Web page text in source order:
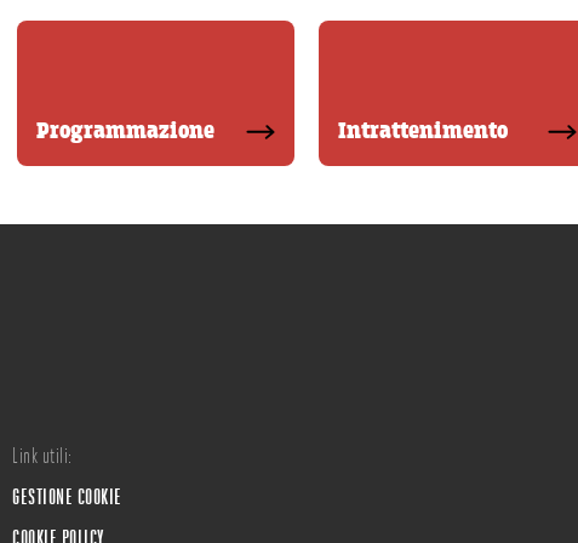
Programmazione Intrattenimento
Link utili:
GESTIONE COOKIE
COOKIE POLICY